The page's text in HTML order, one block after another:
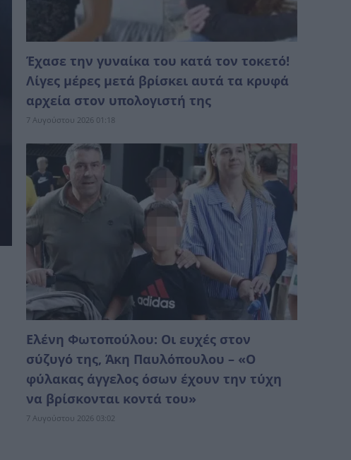
Έχασε την γυναίκα του κατά τον τοκετό!
Λίγες μέρες μετά βρίσκει αυτά τα κρυφά
αρχεία στον υπολογιστή της
7 Αυγούστου 2026 01:18
Ελένη Φωτοπούλου: Οι ευχές στον
σύζυγό της, Άκη Παυλόπουλου – «Ο
φύλακας άγγελος όσων έχουν την τύχη
να βρίσκονται κοντά του»
7 Αυγούστου 2026 03:02